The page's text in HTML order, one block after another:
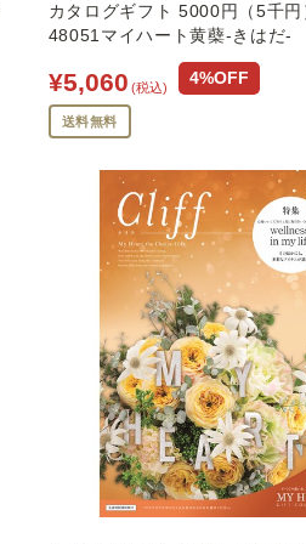
カタログギフト 5000円（5千円
48051マイハート黄蘗-きはだ-
¥5,060 (税込) 4%OFF
送料無料